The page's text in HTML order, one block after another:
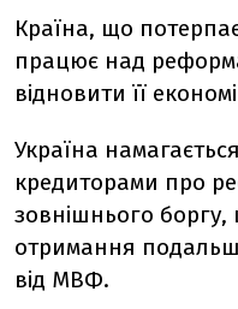
Країна, що
працює над
відновити її
Україна
кредиторами про
зовнішнього
отримання
від МВФ.